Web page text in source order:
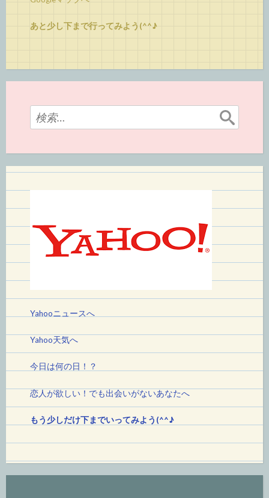
あと少し下まで行ってみよう(^^♪
索:
Yahooニュースへ
Yahoo天気へ
今日は何の日！ ？
恋人が欲しい！でも出会いがないあなたへ
もう少しだけ下までいってみよう(^^♪